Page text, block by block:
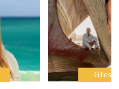
Gilles